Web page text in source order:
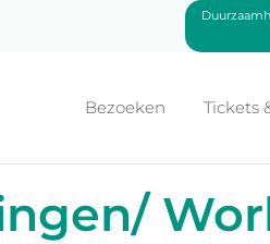
Bezoeken Tickets